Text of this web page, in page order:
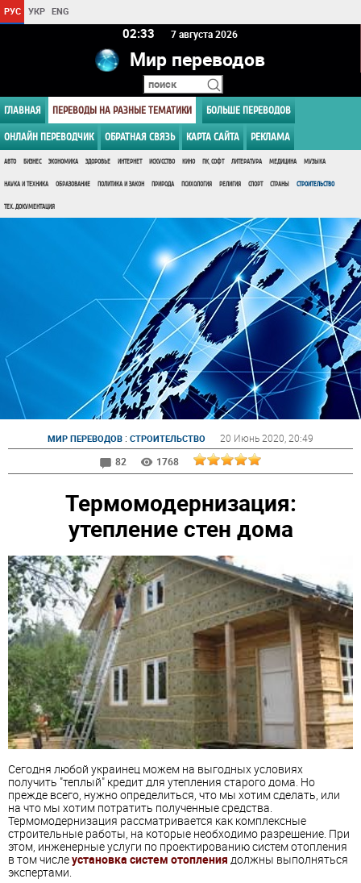
РУС УКР ENG
02 33 7 августа 2026
Мир переводов
ГЛАВНАЯ ПЕРЕВОДЫ НА РАЗНЫЕ ТЕМАТИКИ БОЛЬШЕ ПЕРЕВОДОВ
ОНЛАЙН ПЕРЕВОДЧИК ОБРАТНАЯ СВЯЗЬ КАРТА САЙТА РЕКЛАМА
АВТО БИЗНЕС ЭКОНОМИКА ЗДОРОВЬЕ ИНТЕРНЕТ ИСКУССТВО КИНО ПК, СОФТ ЛИТЕРАТУРА МЕДИЦИНА МУЗЫКА
НАУКА И ТЕХНИКА ОБРАЗОВАНИЕ ПОЛИТИКА И ЗАКОН ПРИРОДА ПСИХОЛОГИЯ РЕЛИГИЯ СПОРТ СТРАНЫ СТРОИТЕЛЬСТВО
ТЕХ. ДОКУМЕНТАЦИЯ
МИР ПЕРЕВОДОВ : СТРОИТЕЛЬСТВО 20 Июнь 2020 , 20:49
82
1768
Термомодернизация:
утепление стен дома
Сегодня любой украинец можем на выгодных условиях
получить "теплый" кредит для утепления старого дома. Но
прежде всего, нужно определиться, что мы хотим сделать, или
на что мы хотим потратить полученные средства.
Термомодернизация рассматривается как комплексные
строительные работы, на которые необходимо разрешение. При
этом, инженерные услуги по проектированию систем отопления
в том числеустановка систем отопления должны выполняться
экспертами.